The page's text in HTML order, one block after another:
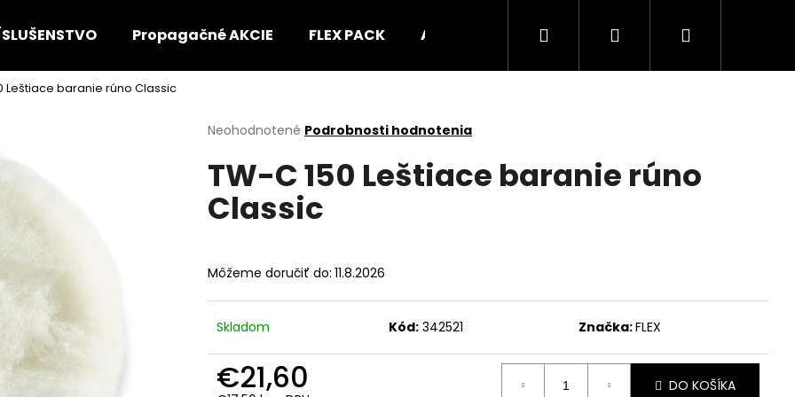
Propagačné AKCIE FLEX PACK AKU Stroje UHLOVÉ BRÚSKY
Hľadať PrihlásenieNákupný
Leštiace baranie rúno Classic
Priemerné
produktu
0,0
z
Neohodnotené Podrobnosti hodnotenia
TW-C 150 Leštiace baranie rúno
Classic
Môžeme doručiť do: 11.8.2026
Skladom Kód: 342521 Značka:FLEX
€21,60 DO KOŠÍKA
Čo potrebujete nájsť?
HĽADAŤ